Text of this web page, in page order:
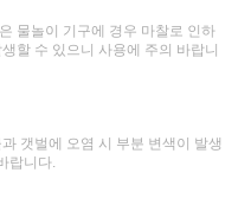
물놀이 기구에 경우 마찰로 인하
할 수 있으니 사용에 주의 바랍니
갯벌에 오염 시 부분 변색이 발생
랍니다.